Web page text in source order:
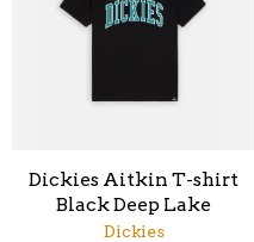
Dickies Aitkin T-shirt
Black Deep Lake
Dickies